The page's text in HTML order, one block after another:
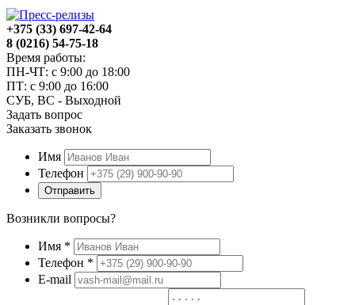
+375 (33) 697-42-64
8 (0216) 54-75-18
Время работы:
ПН-ЧТ: с 9:00 до 18:00
ПТ: с 9:00 до 16:00
СУБ, ВС - Выходной
Задать вопрос
Заказать звонок
Имя
Телефон
Отправить
Возникли вопросы?
Имя *
Телефон *
E-mail